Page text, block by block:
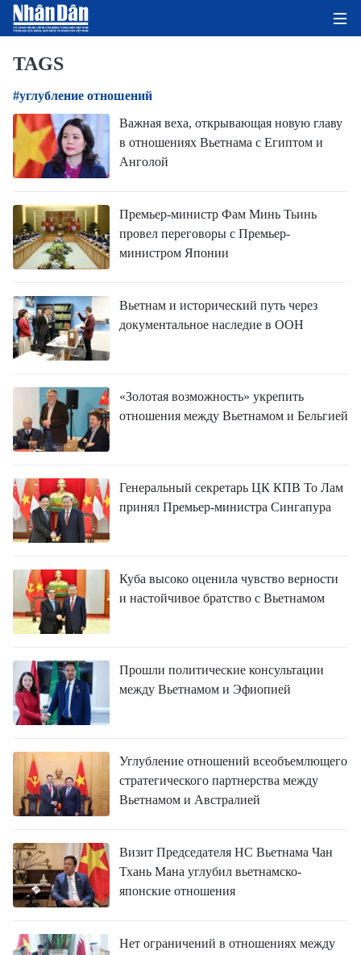
ПОЛИТИКА
КУЛЬТУРА
МОСТ ДРУЖБЫ
ДОСЬЕ И МАТЕРИАЛЫ
中文
ESPAÑOL
TAGS
#углубление отношений
Важная веха, открывающая новую главу
в отношениях Вьетнама с Египтом и
Анголой
Премьер-министр Фам Минь Тьинь
провел переговоры с Премьер-
министром Японии
Вьетнам и исторический путь через
документальное наследие в ООН
«Золотая возможность» укрепить
отношения между Вьетнамом и Бельгией
Генеральный секретарь ЦК КПВ То Лам
принял Премьер-министра Сингапура
Куба высоко оценила чувство верности
и настойчивое братство с Вьетнамом
Прошли политические консультации
между Вьетнамом и Эфиопией
Углубление отношений всеобъемлющего
стратегического партнерства между
Вьетнамом и Австралией
Визит Председателя НС Вьетнама Чан
Тхань Мана углубил вьетнамско-
японские отношения
Нет ограничений в отношениях между